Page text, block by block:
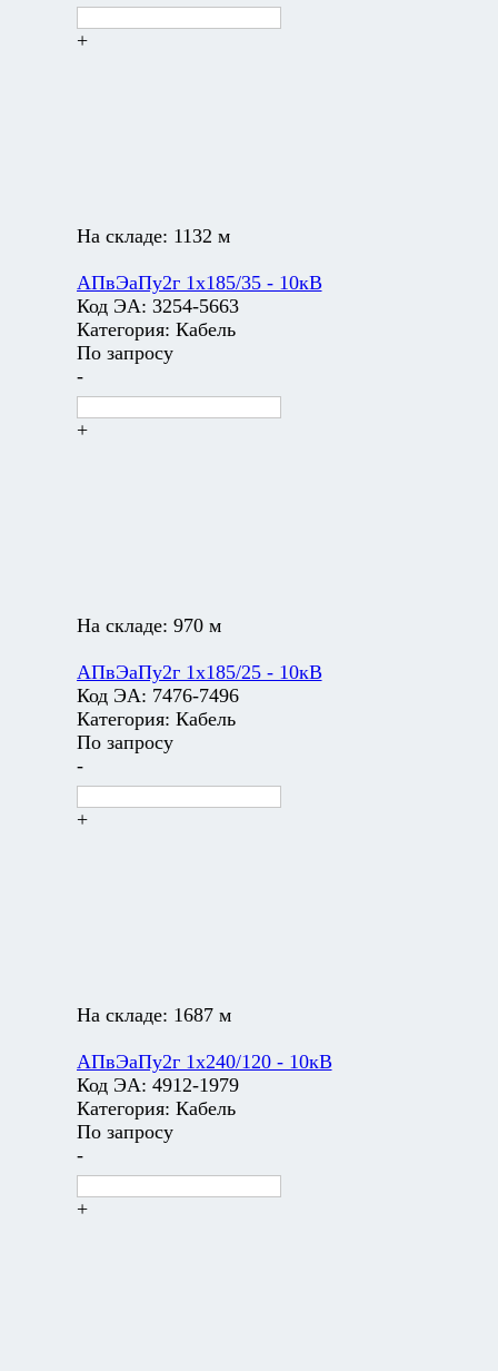
+
На складе: 1132 м
АПвЭаПу2г 1х185/35 - 10кВ
Код ЭА: 3254-5663
Категория: Кабель
По запросу
-
+
На складе: 970 м
АПвЭаПу2г 1х185/25 - 10кВ
Код ЭА: 7476-7496
Категория: Кабель
По запросу
-
+
На складе: 1687 м
АПвЭаПу2г 1х240/120 - 10кВ
Код ЭА: 4912-1979
Категория: Кабель
По запросу
-
+